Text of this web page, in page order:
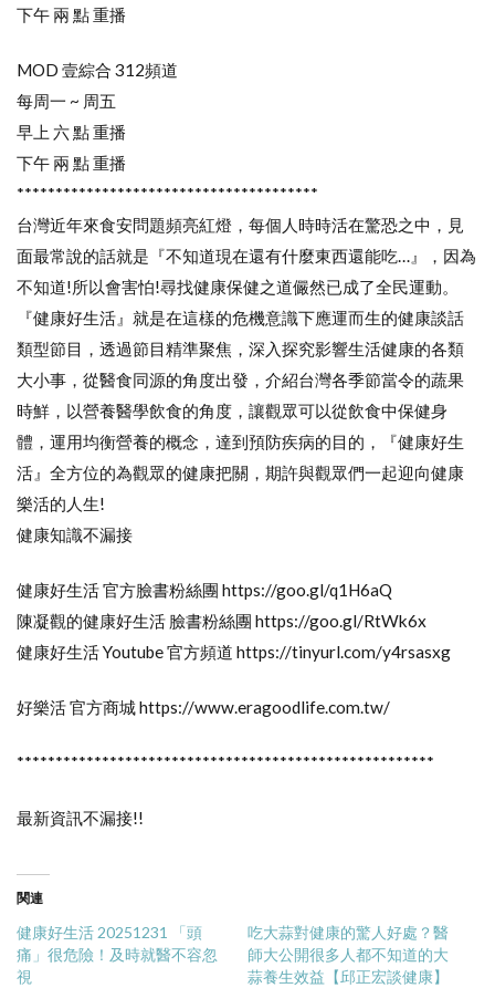
下午 兩 點 重播
MOD 壹綜合 312頻道
每周一 ~ 周五
早上 六 點 重播
下午 兩 點 重播
***************************************
台灣近年來食安問題頻亮紅燈，每個人時時活在驚恐之中，見
面最常說的話就是『不知道現在還有什麼東西還能吃…』，因為
不知道!所以會害怕!尋找健康保健之道儼然已成了全民運動。
『健康好生活』就是在這樣的危機意識下應運而生的健康談話
類型節目，透過節目精準聚焦，深入探究影響生活健康的各類
大小事，從醫食同源的角度出發，介紹台灣各季節當令的蔬果
時鮮，以營養醫學飲食的角度，讓觀眾可以從飲食中保健身
體，運用均衡營養的概念，達到預防疾病的目的，『健康好生
活』全方位的為觀眾的健康把關，期許與觀眾們一起迎向健康
樂活的人生!
健康知識不漏接
健康好生活 官方臉書粉絲團 https://goo.gl/q1H6aQ
陳凝觀的健康好生活 臉書粉絲團 https://goo.gl/RtWk6x
健康好生活 Youtube 官方頻道 https://tinyurl.com/y4rsasxg
好樂活 官方商城 https://www.eragoodlife.com.tw/
******************************************************
最新資訊不漏接!!
関連
健康好生活 20251231 「頭
痛」很危險！及時就醫不容忽
視
吃大蒜對健康的驚人好處？醫
師大公開很多人都不知道的大
蒜養生效益【邱正宏談健康】